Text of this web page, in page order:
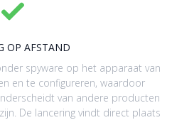
OP AFSTAND
spyware op het apparaat van
en te configureren, waardoor
van andere producten
De lancering vindt direct plaats